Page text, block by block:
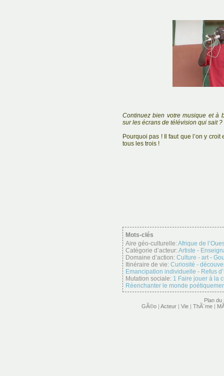
Continuez bien votre musique et à
sur les écrans de télévision qui sait ?
Pourquoi pas ! Il faut que l’on y
tous les trois !
Mots-clés
Aire géo-culturelle:Afrique de
Catégorie d’acteur:Artiste -
Domaine d’action: Culture - art-
Itinéraire de vie: Curiosité -
Emancipation individuelle - Refus
Mutation sociale: 1 Faire jouer à la
Réenchanter le monde
Plan du
GÃ©o | Acteur | Vie | ThÃ¨me |